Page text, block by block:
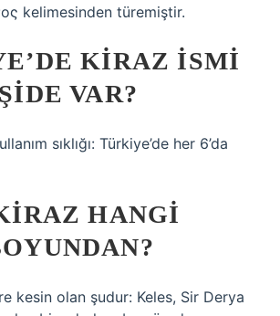
kelimesinden türemiştir.
KIRAZ ISMI
VAR?
sıklığı: Türkiye’de her 6’da
HANGI
kesin olan şudur: Keles, Sir Derya